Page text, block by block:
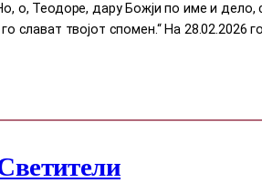
о, Теодоре, дару Божји по име и дело,
слават твојот спомен.“ На 28.02.2026